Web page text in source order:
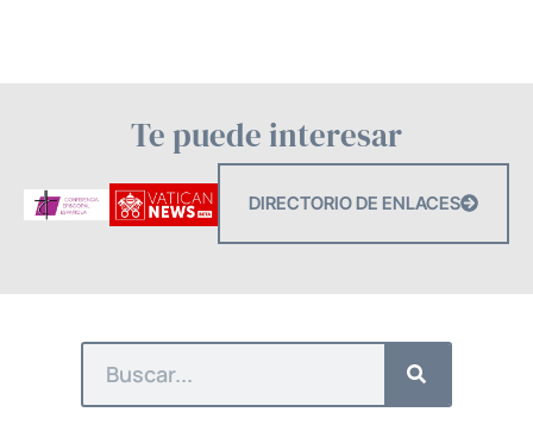
Te puede interesar
DIRECTORIO DE ENLACES